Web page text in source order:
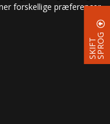
S
K
I
F
T
S
P
R
OG
forskellige præferencer